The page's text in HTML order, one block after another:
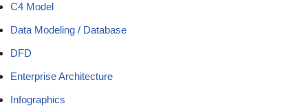
C4 Model
Data Modeling / Database
DFD
Enterprise Architecture
Infographics